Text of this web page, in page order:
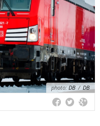
photo:DB / DB